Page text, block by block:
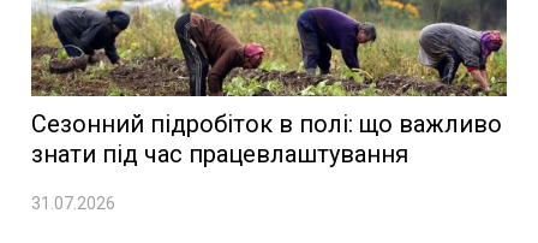
Сезонний підробіток в полі: що важливо
знати під час працевлаштування
31.07.2026